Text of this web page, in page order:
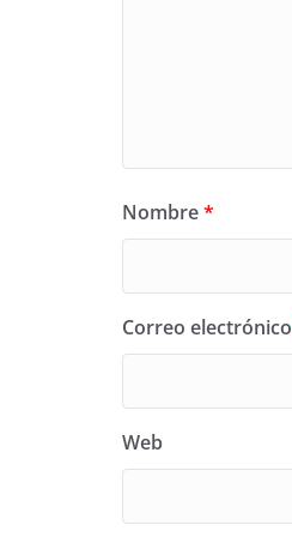
Nombre*
Correo electrónico
Web